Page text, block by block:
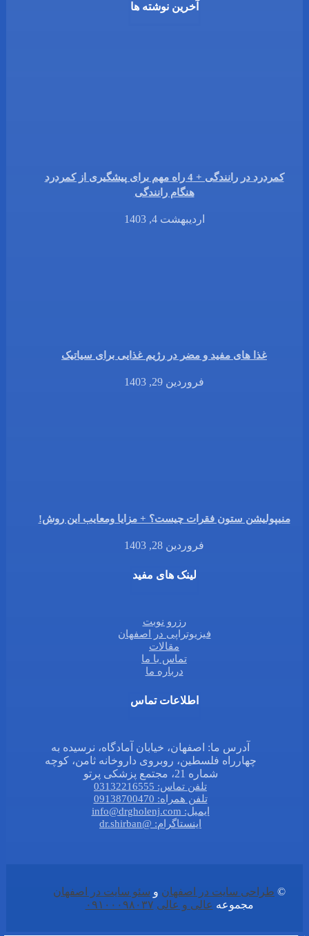
آخرین نوشته ها
کمردرد در رانندگی + 4 راه مهم برای پیشگیری از کمردرد
هنگام رانندگی
اردیبهشت 4, 1403
غذا های مفید و مضر در رژیم غذایی برای سیاتیک
فروردین 29, 1403
منیپولیشن ستون فقرات چیست؟ + مزایا ومعایب این روش!
فروردین 28, 1403
لینک های مفید
رزرو نوبت
فیزیوتراپی در اصفهان
مقالات
تماس با ما
درباره ما
اطلاعات تماس
آدرس ما: اصفهان، خیابان آمادگاه، نرسیده به
چهارراه فلسطین، روبروی داروخانه ثامن، کوچه
شماره 21، مجتمع پزشکی پرتو
تلفن تماس: 03132216555
تلفن همراه: 09138700470
ایمیل: info@drgholenj.com
اینستاگرام: @dr.shirban
© طراحی سایت در اصفهان و سئو سایت در اصفهان
مجموعه عالی و عالی ۰۹۱۰۰۰۹۸۰۳۷